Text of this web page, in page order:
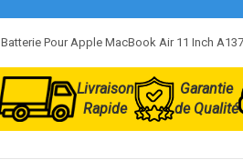
Batterie Pour Apple MacBook Air 11 Inch
Livraison
Rapide
Garantie
de Qualité